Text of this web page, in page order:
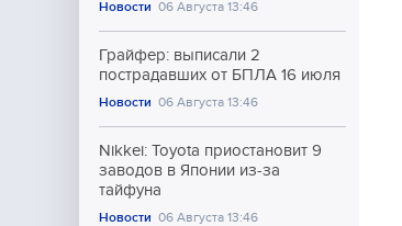
Новости 06 Августа 13:46
Грайфер: выписали 2
пострадавших от БПЛА 16 июля
Новости 06 Августа 13:46
Nikkei: Toyota приостановит 9
заводов в Японии из-за
тайфуна
Новости 06 Августа 13:46